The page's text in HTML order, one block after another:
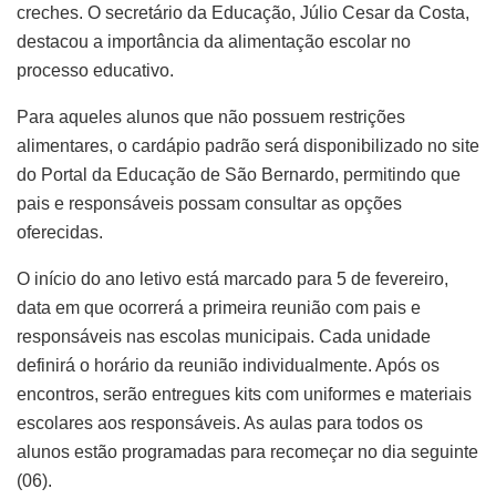
creches. O secretário da Educação, Júlio Cesar da Costa,
destacou a importância da alimentação escolar no
processo educativo.
Para aqueles alunos que não possuem restrições
alimentares, o cardápio padrão será disponibilizado no site
do Portal da Educação de São Bernardo, permitindo que
pais e responsáveis possam consultar as opções
oferecidas.
O início do ano letivo está marcado para 5 de fevereiro,
data em que ocorrerá a primeira reunião com pais e
responsáveis nas escolas municipais. Cada unidade
definirá o horário da reunião individualmente. Após os
encontros, serão entregues kits com uniformes e materiais
escolares aos responsáveis. As aulas para todos os
alunos estão programadas para recomeçar no dia seguinte
(06).